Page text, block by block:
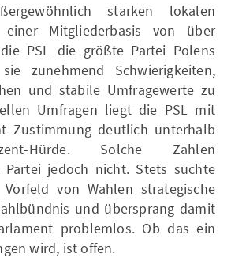
starken lokalen
Mitgliederbasis von über
PSL die größte Partei Polens
zunehmend Schwierigkeiten,
und stabile Umfragewerte zu
Umfragen liegt die PSL mit
Zustimmung deutlich unterhalb
Hürde. Solche Zahlen
Partei jedoch nicht. Stets suchte
von Wahlen strategische
und übersprang damit
problemlos. Ob das ein
wird, ist offen.